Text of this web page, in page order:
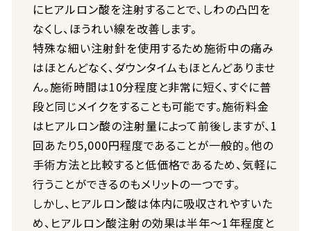
にヒアルロン酸を注射することで、しわの凸凹を
なくし、ほうれい線を改善します。
特殊な細い注射針を使用するため施術中の痛み
はほとんどなく、ダウンタイムもほとんどありませ
ん。施術時間は10分程度と非常に短く、すぐに普
段と同じメイクをすることも可能です。施術料金
はヒアルロン酸の注射量によって前後しますが、1
回あたり5,000円程度であることが一般的。他の
手術方法と比較すると低価格であるため、気軽に
行うことができるのもメリットの一つです。
しかし、ヒアルロン酸は体内に吸収されやすいた
め、ヒアルロン酸注射の効果は半年～1年程度と